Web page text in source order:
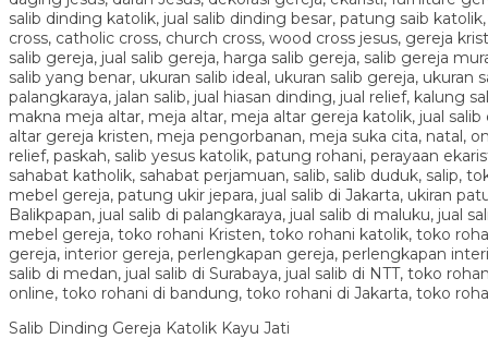
Salib Dinding Gereja Katolik Kayu Jati